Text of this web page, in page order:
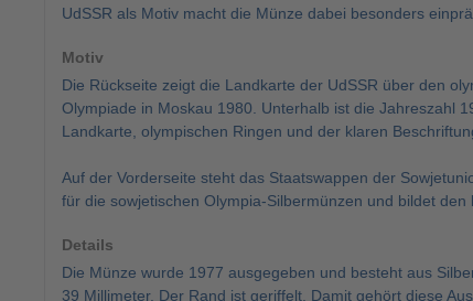
UdSSR als Motiv macht die Münze dabei besonders
Motiv
Die Rückseite zeigt die Landkarte der UdSSR über den
Olympiade in Moskau 1980. Unterhalb ist die Jahreszahl
Landkarte, olympischen Ringen und der klaren
Auf der Vorderseite steht das Staatswappen der
für die sowjetischen Olympia-Silbermünzen und bildet
Details
Die Münze wurde 1977 ausgegeben und besteht aus
39 Millimeter. Der Rand ist geriffelt. Damit gehört diese